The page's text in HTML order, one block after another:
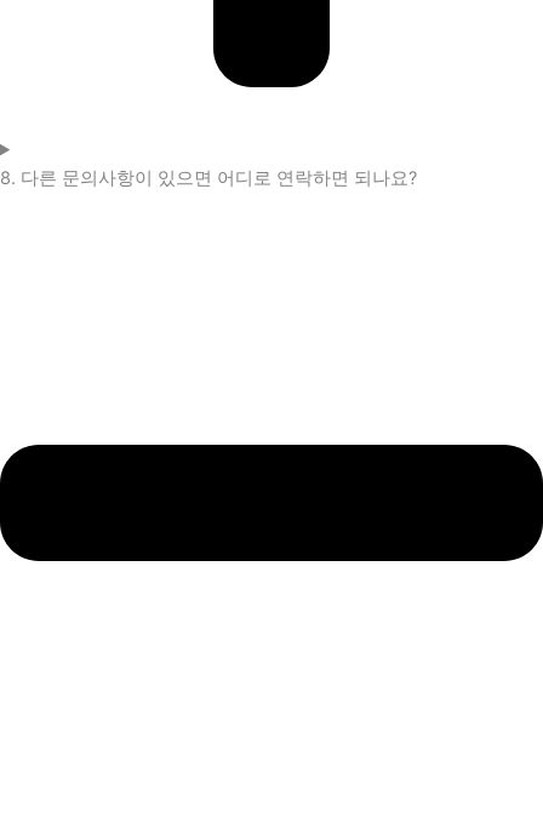
8. 다른 문의사항이 있으면 어디로 연락하면 되나요?